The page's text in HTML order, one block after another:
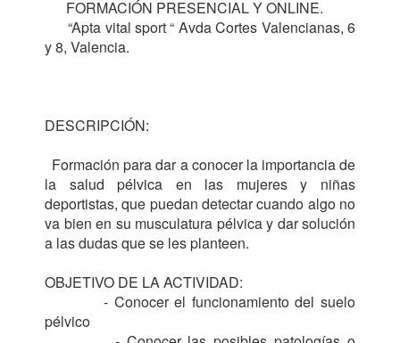
      “Apta vital sport “ Avda Cortes Valencianas, 6
y 8, Valencia.
DESCRIPCIÓN:
la salud pélvica en las mujeres y niñas
deportistas, que puedan detectar cuando algo no
va bien en su musculatura pélvica y dar solución
a las dudas que se les planteen.
OBJETIVO DE LA ACTIVIDAD:
pélvico